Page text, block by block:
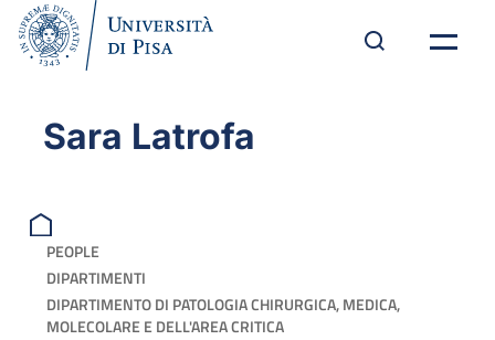
Sara Latrofa
PEOPLE
DIPARTIMENTI
DIPARTIMENTO DI PATOLOGIA CHIRURGICA, MEDICA,
MOLECOLARE E DELL'AREA CRITICA